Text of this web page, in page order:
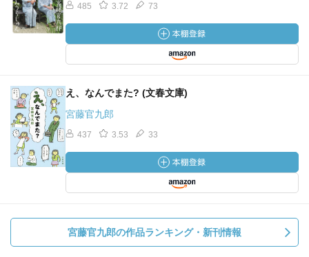
485 3.72 73
え、なんでまた? (文春文庫)
宮藤官九郎
437 3.53 33
宮藤官九郎の作品ランキング・新刊情報